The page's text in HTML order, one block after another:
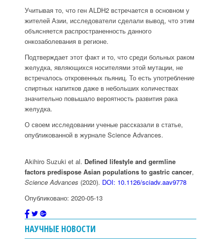
Учитывая то, что ген ALDH2 встречается в основном у
жителей Азии, исследователи сделали вывод, что этим
объясняется распространенность данного
онкозаболевания в регионе.
Подтверждает этот факт и то, что среди больных раком
желудка, являющихся носителями этой мутации, не
встречалось откровенных пьяниц. То есть употребление
спиртных напитков даже в небольших количествах
значительно повышало вероятность развития рака
желудка.
О своем исследовании ученые рассказали в статье,
опубликованной в журнале Science Advances.
Akihiro Suzuki et al. Defined lifestyle and germline
factors predispose Asian populations to gastric cancer,
Science Advances (2020). DOI: 10.1126/sciadv.aav9778
Опубликовано: 2020-05-13
НАУЧНЫЕ НОВОСТИ